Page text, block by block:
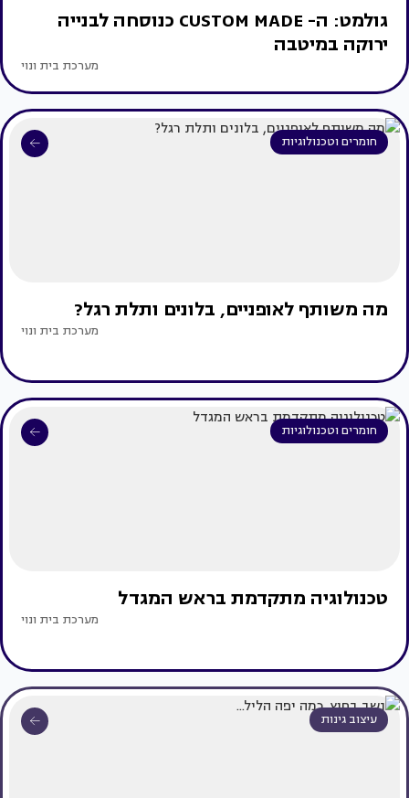
גולמט: ה- CUSTOM MADE כנוסחה לבנייה
ירוקה במיטבה
מערכת בית ונוי
חומרים וטכנולוגיות
מה משותף לאופניים, בלונים ותלת רגל?
מערכת בית ונוי
חומרים וטכנולוגיות
טכנולוגיה מתקדמת בראש המגדל
מערכת בית ונוי
עיצוב גינות